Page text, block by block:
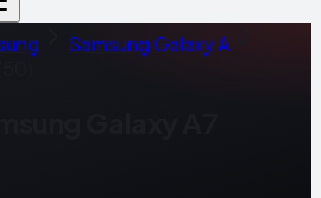
Samsung Galaxy A